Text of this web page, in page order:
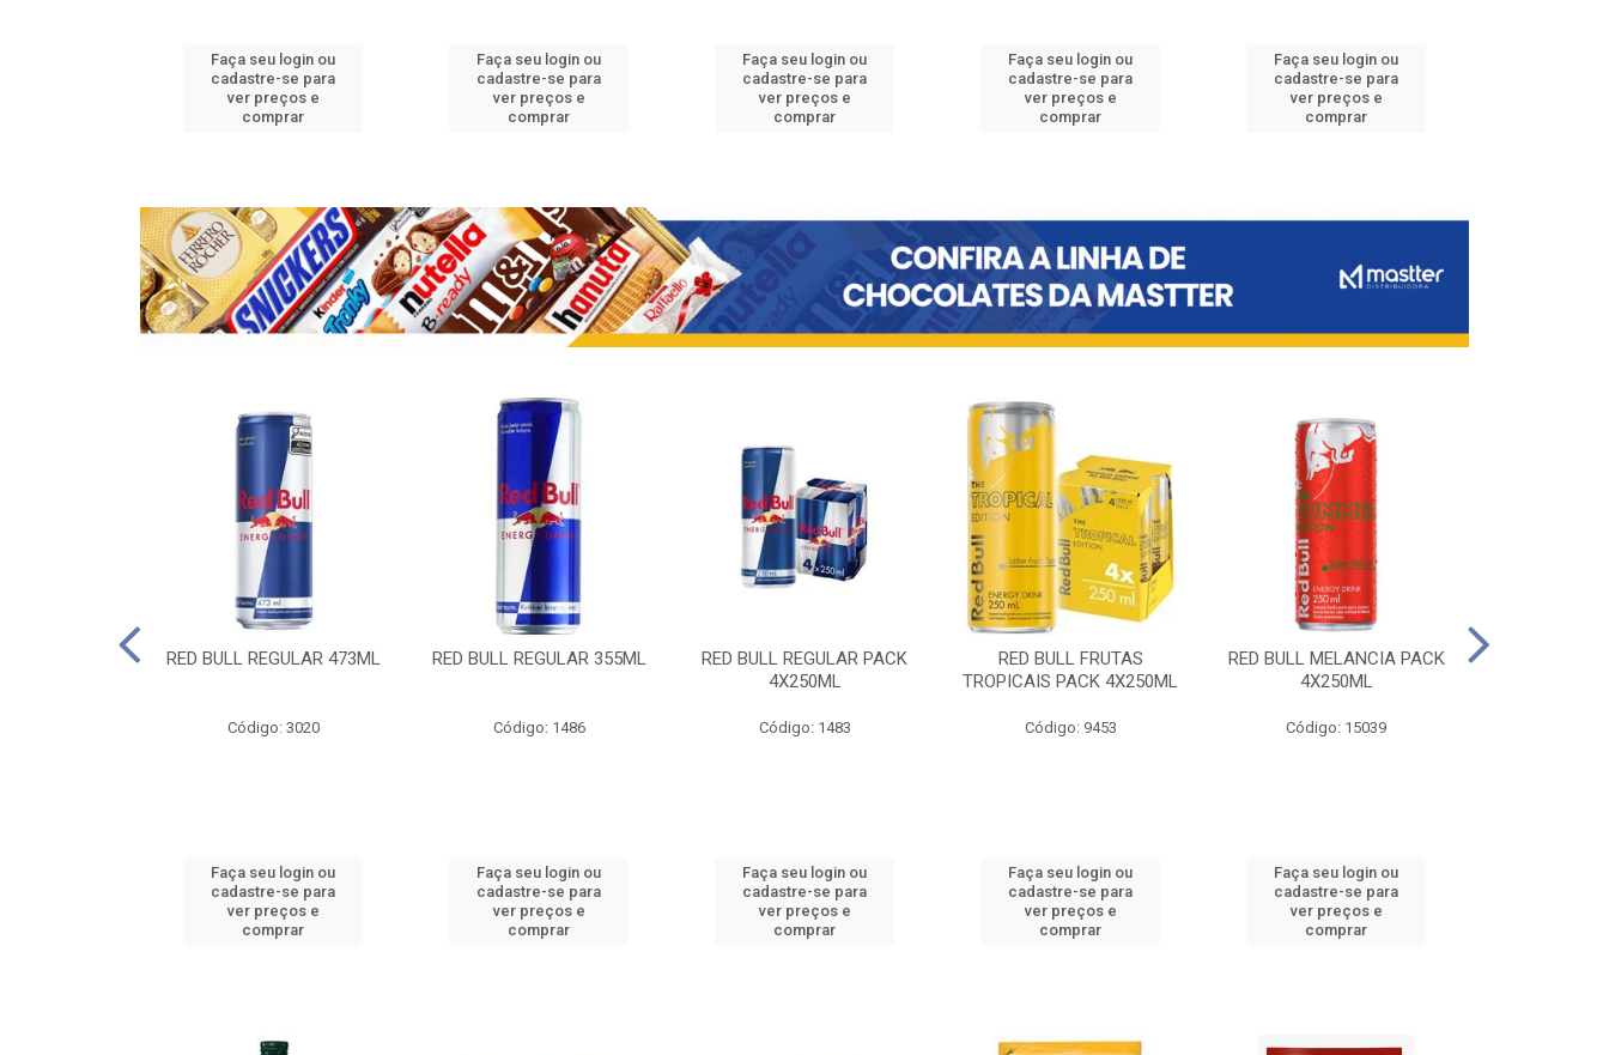
Faça seu login ou
cadastre-se para
ver preços e
comprar
Faça seu login ou
cadastre-se para
ver preços e
comprar
Faça seu login ou
cadastre-se para
ver preços e
comprar
Faça seu login ou
cadastre-se para
ver preços e
comprar
Faça seu login ou
cadastre-se para
ver preços e
comprar
RED BULL REGULAR 473ML
Código: 3020
Faça seu login ou
cadastre-se para
ver preços e
comprar
RED BULL REGULAR 355ML
Código: 1486
Faça seu login ou
cadastre-se para
ver preços e
comprar
RED BULL REGULAR PACK
4X250ML
Código: 1483
Faça seu login ou
cadastre-se para
ver preços e
comprar
RED BULL FRUTAS
TROPICAIS PACK 4X250ML
Código: 9453
Faça seu login ou
cadastre-se para
ver preços e
comprar
RED BULL MELANCIA PACK
4X250ML
Código: 15039
Faça seu login ou
cadastre-se para
ver preços e
comprar